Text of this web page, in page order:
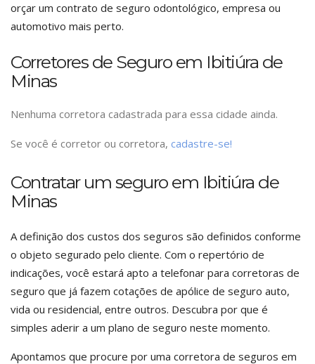
orçar um contrato de seguro odontológico, empresa ou
automotivo mais perto.
Corretores de Seguro em Ibitiúra de
Minas
Nenhuma corretora cadastrada para essa cidade ainda.
Se você é corretor ou corretora, cadastre-se!
Contratar um seguro em Ibitiúra de
Minas
A definição dos custos dos seguros são definidos conforme
o objeto segurado pelo cliente. Com o repertório de
indicações, você estará apto a telefonar para corretoras de
seguro que já fazem cotações de apólice de seguro auto,
vida ou residencial, entre outros. Descubra por que é
simples aderir a um plano de seguro neste momento.
Apontamos que procure por uma corretora de seguros em